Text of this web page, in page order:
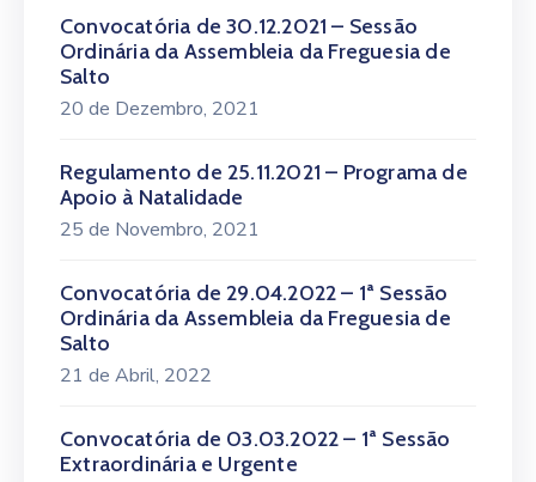
Convocatória de 30.12.2021 – Sessão
Ordinária da Assembleia da Freguesia de
Salto
20 de Dezembro, 2021
Regulamento de 25.11.2021 – Programa de
Apoio à Natalidade
25 de Novembro, 2021
Convocatória de 29.04.2022 – 1ª Sessão
Ordinária da Assembleia da Freguesia de
Salto
21 de Abril, 2022
Convocatória de 03.03.2022 – 1ª Sessão
Extraordinária e Urgente